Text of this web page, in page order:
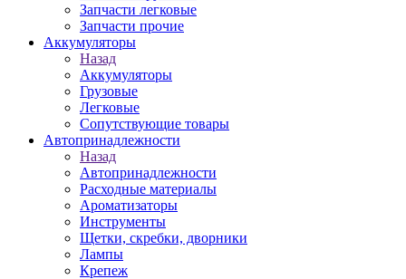
Запчасти легковые
Запчасти прочие
Аккумуляторы
Назад
Аккумуляторы
Грузовые
Легковые
Сопутствующие товары
Автопринадлежности
Назад
Автопринадлежности
Расходные материалы
Ароматизаторы
Инструменты
Щетки, скребки, дворники
Лампы
Крепеж